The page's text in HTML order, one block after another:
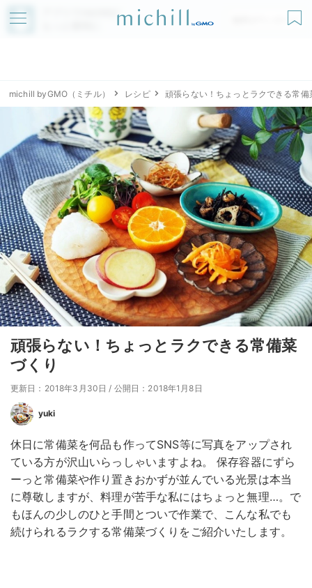
アプリでmichillが
無料ダウンロード
michill byGMO（ミチル） レシピ 頑張らない！ちょっとラクできる常備
頑張らない！ちょっとラクできる常備菜
づくり
更新日：2018年3月30日 / 公開日：2018年1月8日
yuki
休日に常備菜を何品も作ってSNS等に写真をアップされ
ている方が沢山いらっしゃいますよね。 保存容器にずら
ーっと常備菜や作り置きおかずが並んでいる光景は本当
に尊敬しますが、料理が苦手な私にはちょっと無理…。で
もほんの少しのひと手間とついで作業で、こんな私でも
続けられるラクする常備菜づくりをご紹介いたします。